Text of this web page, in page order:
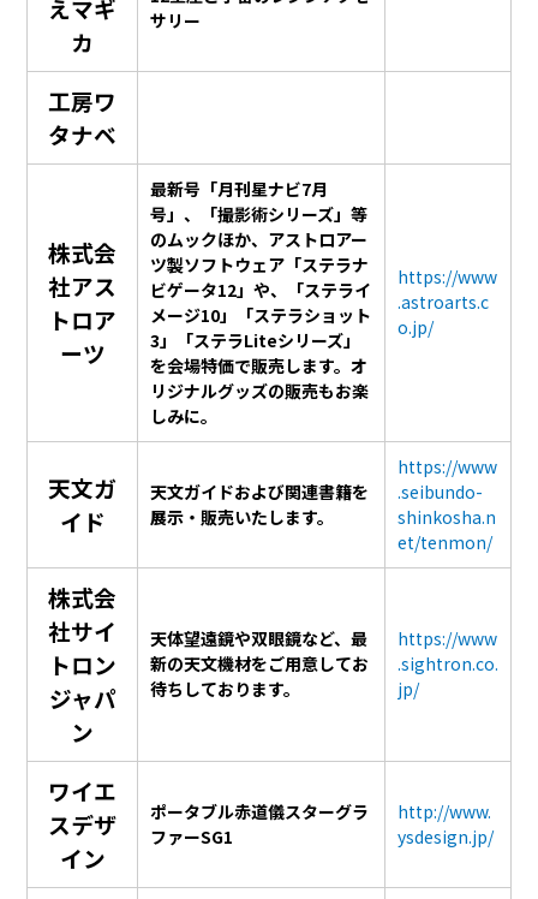
えマギ
カ
サリー
工房ワ
タナベ
株式会
社アス
トロア
ーツ
最新号「月刊星ナビ7月
号」、「撮影術シリーズ」等
のムックほか、アストロアー
ツ製ソフトウェア「ステラナ
ビゲータ12」や、「ステライ
メージ10」「ステラショット
3」「ステラLiteシリーズ」
を会場特価で販売します。オ
リジナルグッズの販売もお楽
しみに。
https://www
.astroarts.c
o.jp/
天文ガ
イド
天文ガイドおよび関連書籍を
展示・販売いたします。
https://www
.seibundo-
shinkosha.n
et/tenmon/
株式会
社サイ
トロン
ジャパ
ン
天体望遠鏡や双眼鏡など、最
新の天文機材をご用意してお
待ちしております。
https://www
.sightron.co.
jp/
ワイエ
スデザ
イン
ポータブル赤道儀スターグラ
ファーSG1
http://www.
ysdesign.jp/